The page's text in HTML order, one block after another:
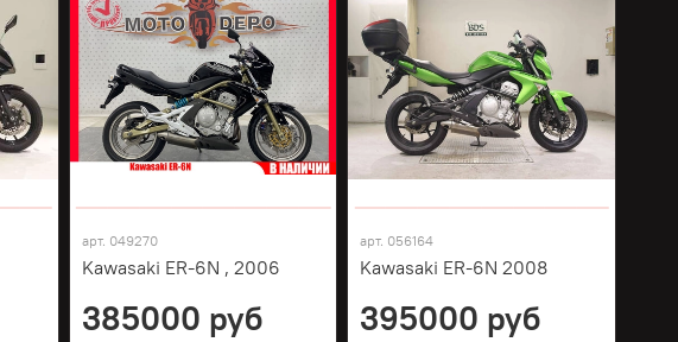
арт. 049270
Kawasaki ER-6N , 2006
385000 руб
арт. 056164
Kawasaki ER-6N 2008
395000 руб